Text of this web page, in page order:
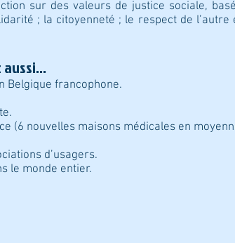
sur des valeurs de justice sociale,
; la citoyenneté ; le respect de l’autre
aussi…
Belgique francophone.
(6 nouvelles maisons médicales en
d’usagers.
le monde entier.